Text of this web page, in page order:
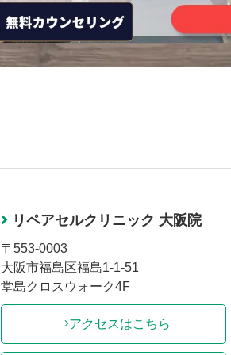
リペアセルクリニック 大阪院
〒553-0003
大阪市福島区福島1-1-51
堂島クロスウォーク4F
アクセスはこちら